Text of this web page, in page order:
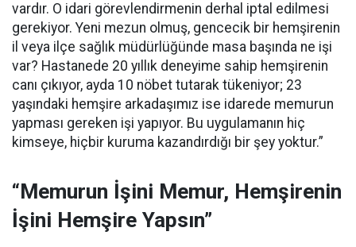
vardır. O idari görevlendirmenin derhal iptal edilmesi
gerekiyor. Yeni mezun olmuş, gencecik bir hemşirenin
il veya ilçe sağlık müdürlüğünde masa başında ne işi
var? Hastanede 20 yıllık deneyime sahip hemşirenin
canı çıkıyor, ayda 10 nöbet tutarak tükeniyor; 23
yaşındaki hemşire arkadaşımız ise idarede memurun
yapması gereken işi yapıyor. Bu uygulamanın hiç
kimseye, hiçbir kuruma kazandırdığı bir şey yoktur.”
“Memurun İşini Memur, Hemşirenin
İşini Hemşire Yapsın”